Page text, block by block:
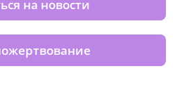
на новости